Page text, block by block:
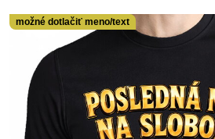
možné dotlačiť meno/text